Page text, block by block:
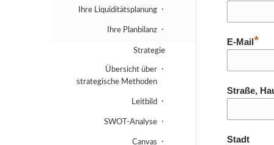
E-Mail *
Straße,
Stadt
Ihre Liquiditätsplanung
Ihre Planbilanz
Strategie
Übersicht über
strategische Methoden
Leitbild
SWOT-Analyse
Canvas